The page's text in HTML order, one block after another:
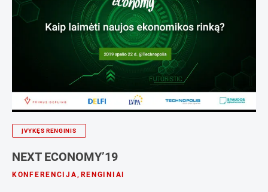
ĮVYKĘS RENGINIS
NEXT ECONOMY’19
KONFERENCIJA, RENGINIAI